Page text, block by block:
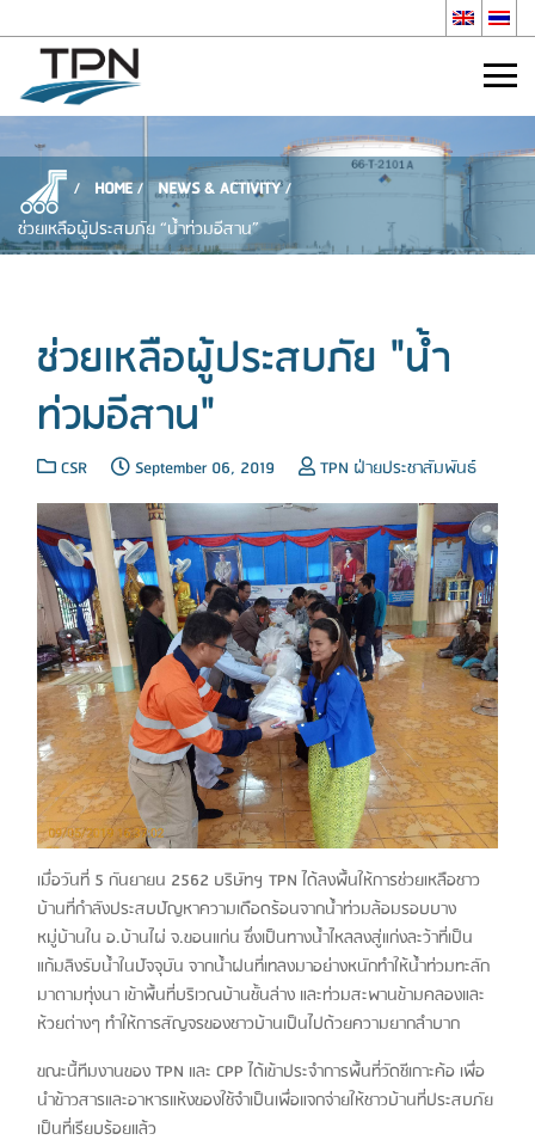
HOME
NEWS & ACTIVITY
ช่วยเหลือผู้ประสบภัย “น้ำท่วมอีสาน”
ช่วยเหลือผู้ประสบภัย "น้ำ
ท่วมอีสาน"
CSR September 06, 2019 TPN ฝ่ายประชาสัมพันธ์
เมื่อวันที่ 5 กันยายน 2562 บริษัทฯ TPN ได้ลงพื้นให้การช่วยเหลือชาว
บ้านที่กำลังประสบปัญหาความเดือดร้อนจากน้ำท่วมล้อมรอบบาง
หมู่บ้านใน อ.บ้านไผ่ จ.ขอนแก่น ซึ่งเป็นทางน้ำไหลลงสู่แก่งละว้าที่เป็น
แก้มลิงรับน้ำในปัจจุบัน จากน้ำฝนที่เทลงมาอย่างหนักทำให้น้ำท่วมทะลัก
มาตามทุ่งนา เข้าพื้นที่บริเวณบ้านชั้นล่าง และท่วมสะพานข้ามคลองและ
ห้วยต่างๆ ทำให้การสัญจรของชาวบ้านเป็นไปด้วยความยากลำบาก
ขณะนี้ทีมงานของ TPN และ CPP ได้เข้าประจำการพื้นที่วัดชีเกาะค้อ เพื่อ
นำข้าวสารและอาหารแห้งของใช้จำเป็นเพื่อแจกจ่ายให้ชาวบ้านที่ประสบภัย
เป็นที่เรียบร้อยแล้ว